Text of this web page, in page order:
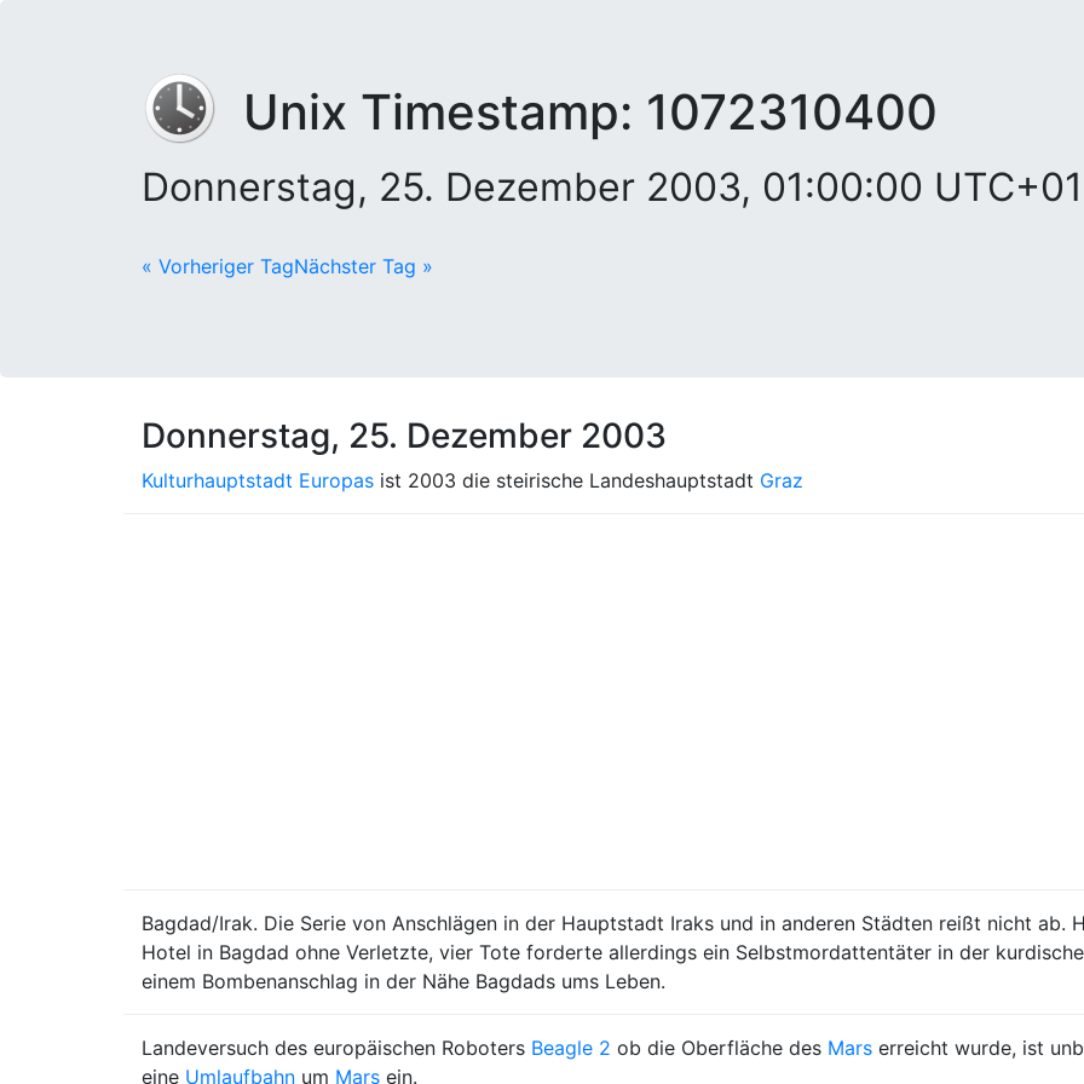
Unix Timestamp: 1072310400
Donnerstag, 25. Dezember 2003, 01:00:00
« Vorheriger TagNächster Tag »
Donnerstag, 25. Dezember 2003
Kulturhauptstadt Europas ist 2003 die steirische Landeshauptstadt Graz
Bagdad/Irak. Die Serie von Anschlägen in der Hauptstadt Iraks und in anderen Städten reißt nicht ab.
Hotel in Bagdad ohne Verletzte, vier Tote forderte allerdings ein Selbstmordattentäter in der
einem Bombenanschlag in der Nähe Bagdads ums Leben.
Landeversuch des europäischen Roboters Beagle 2 ob die Oberfläche des Mars erreicht wurde, ist
eine Umlaufbahn um Mars ein.